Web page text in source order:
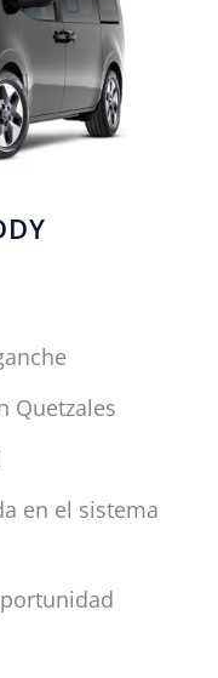
Quetzales
en el sistema